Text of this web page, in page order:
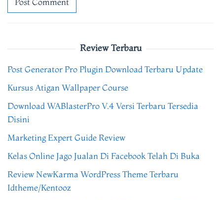
Review Terbaru
Post Generator Pro Plugin Download Terbaru Update
Kursus Atigan Wallpaper Course
Download WABlasterPro V.4 Versi Terbaru Tersedia
Disini
Marketing Expert Guide Review
Kelas Online Jago Jualan Di Facebook Telah Di Buka
Review NewKarma WordPress Theme Terbaru
Idtheme/Kentooz